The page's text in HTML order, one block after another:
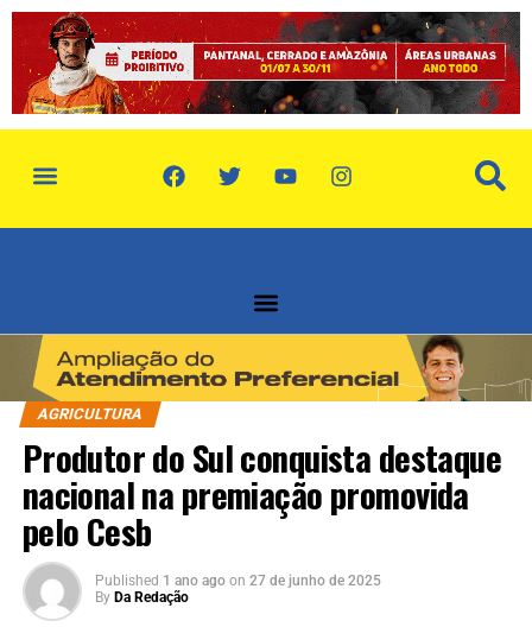
AGRICULTURA
Produtor do Sul conquista destaque
nacional na premiação promovida
pelo Cesb
Published 1 ano ago on 27 de junho de 2025
By Da Redação